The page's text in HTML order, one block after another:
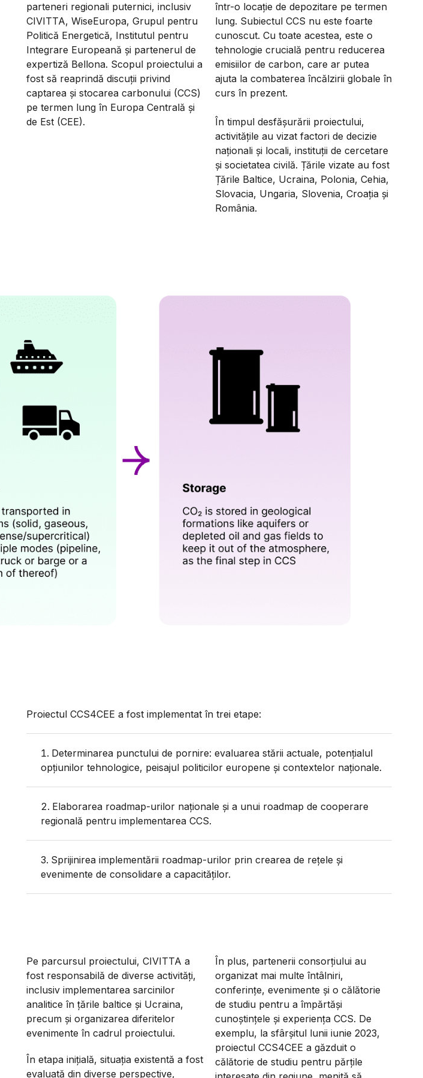
parteneri regionali puternici, inclusiv
CIVITTA, WiseEuropa, Grupul pentru
Politică Energetică, Institutul pentru
Integrare Europeană și partenerul de
expertiză Bellona. Scopul proiectului a
fost să reaprindă discuții privind
captarea și stocarea carbonului (CCS)
pe termen lung în Europa Centrală și
de Est (CEE).
într-o locație de depozitare pe termen
lung. Subiectul CCS nu este foarte
cunoscut. Cu toate acestea, este o
tehnologie crucială pentru reducerea
emisiilor de carbon, care ar putea
ajuta la combaterea încălzirii globale în
curs în prezent.
În timpul desfășurării proiectului,
activitățile au vizat factori de decizie
naționali și locali, instituții de cercetare
și societatea civilă. Țările vizate au fost
Țările Baltice, Ucraina, Polonia, Cehia,
Slovacia, Ungaria, Slovenia, Croația și
România.
Proiectul CCS4CEE a fost implementat în trei etape:
Determinarea punctului de pornire: evaluarea stării actuale, potențialul
opțiunilor tehnologice, peisajul politicilor europene și contextelor naționale.
Elaborarea roadmap-urilor naționale și a unui roadmap de cooperare
regională pentru implementarea CCS.
Sprijinirea implementării roadmap-urilor prin crearea de rețele și
evenimente de consolidare a capacităților.
Pe parcursul proiectului, CIVITTA a
fost responsabilă de diverse activități,
inclusiv implementarea sarcinilor
analitice în țările baltice și Ucraina,
precum și organizarea diferitelor
evenimente în cadrul proiectului.
În etapa inițială, situația existentă a fost
evaluată din diverse perspective,
În plus, partenerii consorțiului au
organizat mai multe întâlniri,
conferințe, evenimente și o călătorie
de studiu pentru a împărtăși
cunoștințele și experiența CCS. De
exemplu, la sfârșitul lunii iunie 2023,
proiectul CCS4CEE a găzduit o
călătorie de studiu pentru părțile